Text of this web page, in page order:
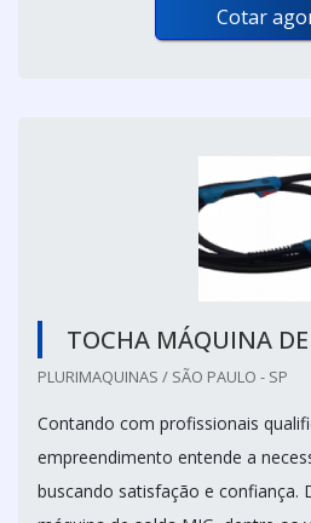
Cotar
TOCHA MÁQUINA
PLURIMAQUINAS / SÃO PAULO - SP
Contando com profissionais
empreendimento entende a
buscando satisfação e confiança.